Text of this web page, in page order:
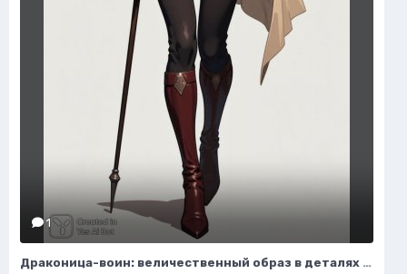
1
Драконица-воин: величественный образ в деталях модной иллюстрации. Нейросеть Flux 1